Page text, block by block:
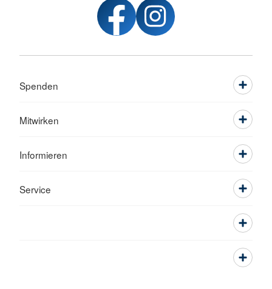
Spenden
Mitwirken
Informieren
Service